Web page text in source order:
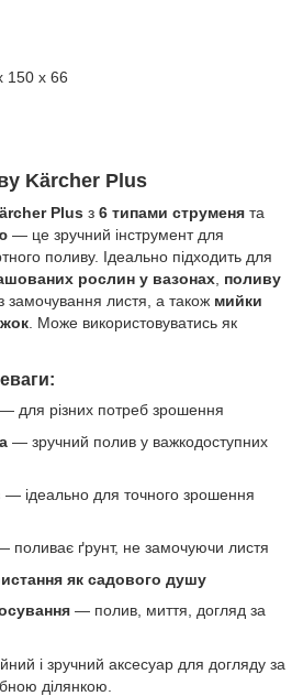
150 x 66
Kärcher Plus
Plus з 6 типами струменя та
— це зручний інструмент для
поливу. Ідеально підходить для
рослин у вазонах, поливу
замочування листя, а також мийки
. Може використовуватись як
— для різних потреб зрошення
— зручний полив у важкодоступних
— ідеально для точного зрошення
поливає ґрунт, не замочуючи листя
як садового душу
— полив, миття, догляд за
і зручний аксесуар для догляду за
ділянкою.